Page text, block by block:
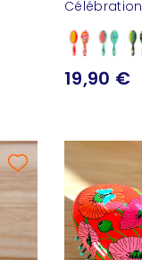
Célébration
19,90 €